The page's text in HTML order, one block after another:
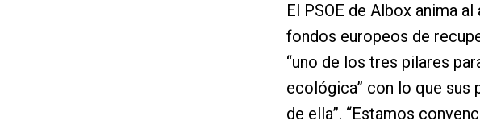
El PSOE de Albox anima
fondos europeos de
“uno de los tres pilares
ecológica” con lo que sus
de ella”. “Estamos